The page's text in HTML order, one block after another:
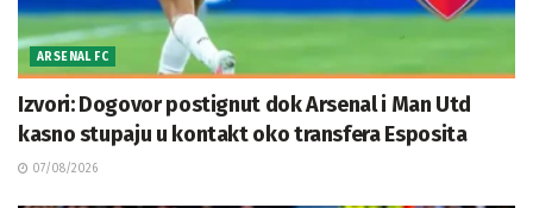
ARSENAL FC
Izvori: Dogovor postignut dok Arsenal i Man Utd
kasno stupaju u kontakt oko transfera Esposita
07/08/2026